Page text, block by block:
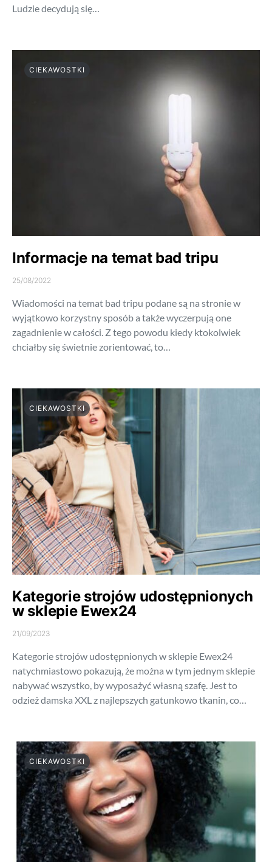
Ludzie decydują się…
CIEKAWOSTKI
Informacje na temat bad tripu
25/08/2022
Wiadomości na temat bad tripu podane są na stronie w
wyjątkowo korzystny sposób a także wyczerpują one
zagadnienie w całości. Z tego powodu kiedy ktokolwiek
chciałby się świetnie zorientować, to…
CIEKAWOSTKI
Kategorie strojów udostępnionych
w sklepie Ewex24
21/09/2023
Kategorie strojów udostępnionych w sklepie Ewex24
natychmiastowo pokazują, że można w tym jednym sklepie
nabywać wszystko, by wyposażyć własną szafę. Jest to
odzież damska XXL z najlepszych gatunkowo tkanin, co…
CIEKAWOSTKI